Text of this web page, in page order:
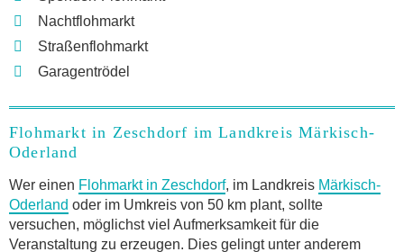
Nachtflohmarkt
Straßenflohmarkt
Garagentrödel
Flohmarkt in Zeschdorf im Landkreis Märkisch-
Oderland
Wer einen Flohmarkt in Zeschdorf, im Landkreis Märkisch-
Oderland oder im Umkreis von 50 km plant, sollte
versuchen, möglichst viel Aufmerksamkeit für die
Veranstaltung zu erzeugen. Dies gelingt unter anderem